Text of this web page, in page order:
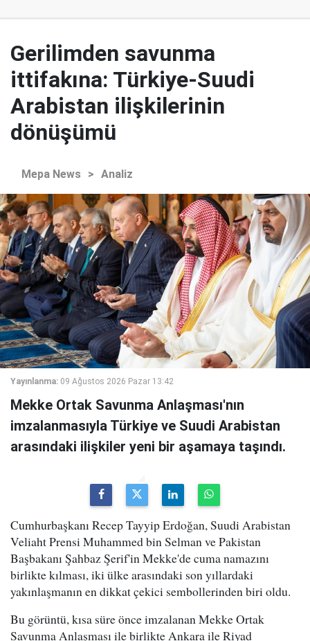
Gerilimden savunma
ittifakına: Türkiye-Suudi
Arabistan ilişkilerinin
dönüşümü
Mepa News > Analiz
Yayınlanma: 09 Ağustos 2026 Pazar 13:42
Mekke Ortak Savunma Anlaşması'nın
imzalanmasıyla Türkiye ve Suudi Arabistan
arasındaki ilişkiler yeni bir aşamaya taşındı.
Cumhurbaşkanı Recep Tayyip Erdoğan, Suudi Arabistan
Veliaht Prensi Muhammed bin Selman ve Pakistan
Başbakanı Şahbaz Şerif'in Mekke'de cuma namazını
birlikte kılması, iki ülke arasındaki son yıllardaki
yakınlaşmanın en dikkat çekici sembollerinden biri oldu.
Bu görüntü, kısa süre önce imzalanan Mekke Ortak
Savunma Anlaşması ile birlikte Ankara ile Riyad